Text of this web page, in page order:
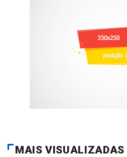
MAIS VISUALIZADAS